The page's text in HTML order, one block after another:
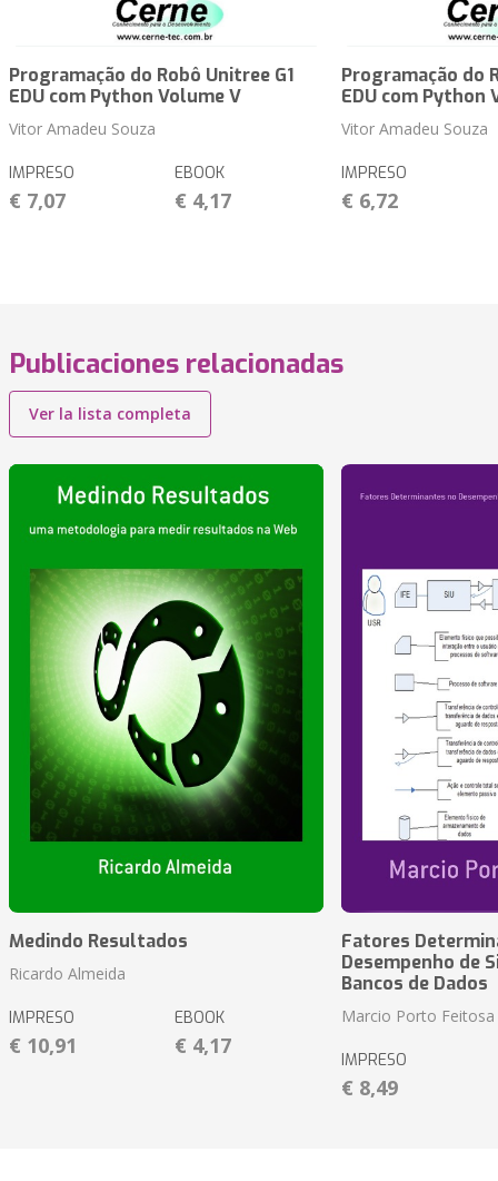
Programação do Robô Unitree G1
EDU com Python Volume V
Vitor Amadeu Souza
IMPRESO
€ 7,07
EBOOK
€ 4,17
Programação do
EDU com Python
Vitor Amadeu Souza
IMPRESO
€ 6,72
Publicaciones relacionadas
Ver la lista completa
Medindo Resultados
Ricardo Almeida
IMPRESO
€ 10,91
EBOOK
€ 4,17
Fatores
Desempenho de
Bancos de Dados
Marcio Porto Feitosa
IMPRESO
€ 8,49